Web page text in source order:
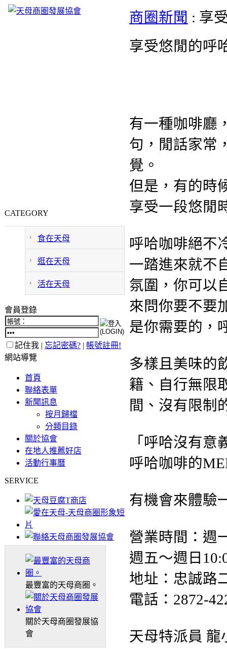
CATEGORY
食在天母
逛在天母
活在天母
會員登錄
記住我 | 忘記密碼? | 帳號註冊!
網站導覽
首頁
聯絡表單
新聞訊息
按月歸檔
分類目錄
關於協會
在地人推薦好店
活動行事曆
SERVICE
最豐富的天母商圈。
關於天母商圈發展協
會
商圈新聞 : 享
享受悠閒的呼
有一種咖啡廳
句，閒話家常
覺。
但是，有的時
享受一段悠閒
呼哈咖啡絕不
一踏進來就不
氛圍，你可以
來問你要不要
是你需要的，
多樣且美味的
籍、 自行無限
間、沒有限制
「呼哈沒有意
呼哈咖啡的
有機會來體驗
營業時間：週
週五～週日
地址：忠誠路
電話：2872-
天母特派員 龍